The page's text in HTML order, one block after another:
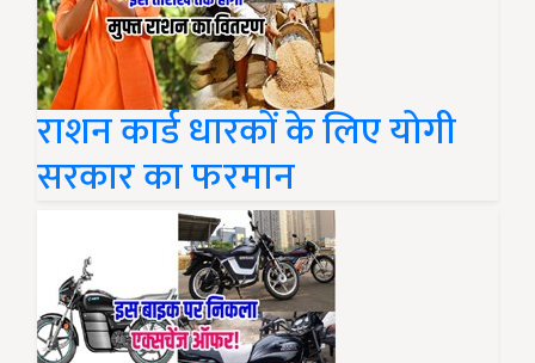
राशन कार्ड धारकों के लिए योगी
सरकार का फरमान